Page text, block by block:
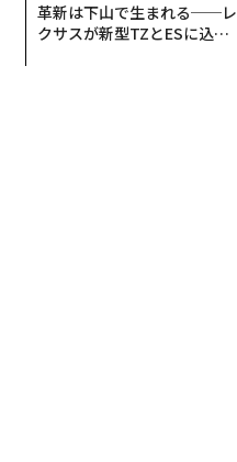
革新は下山で生まれる──レ
クサスが新型TZとESに込め